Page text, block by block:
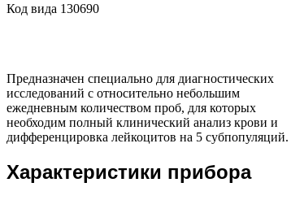
Код вида 130690
Предназначен специально для диагностических
исследований с относительно небольшим
ежедневным количеством проб, для которых
необходим полный клинический анализ крови и
дифференцировка лейкоцитов на 5 субпопуляций.
Характеристики прибора